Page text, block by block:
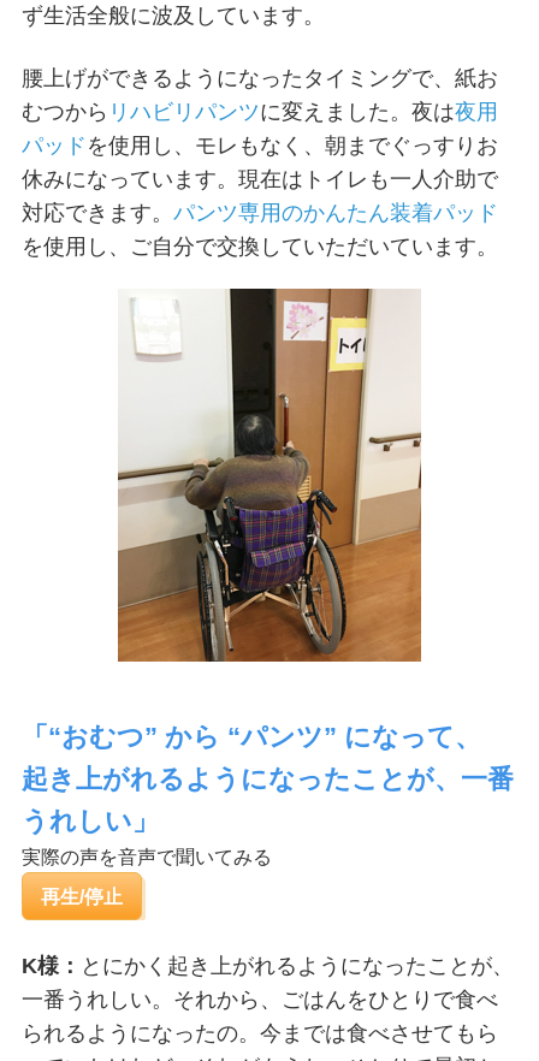
ず生活全般に波及しています。
腰上げができるようになったタイミングで、紙お
むつから リハビリパンツに変えました。夜は夜用
パッド を使用し、モレもなく、朝までぐっすりお
休みになっています。現在はトイレも一人介助で
対応できます。 パンツ専用のかんたん装着パッド
を使用し、ご自分で交換していただいています。
「“おむつ” から “パンツ” になって、
起き上がれるようになったことが、一番
うれしい」
実際の声を音声で聞いてみる
再生/停止
K様： とにかく起き上がれるようになったことが、
一番うれしい。それから、ごはんをひとりで食べ
られるようになったの。今までは食べさせてもら